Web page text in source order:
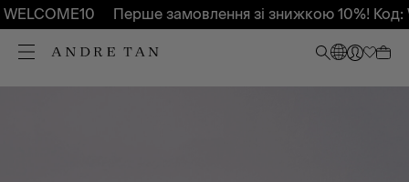
Перше замовлення зі знижкою 10%! Код: